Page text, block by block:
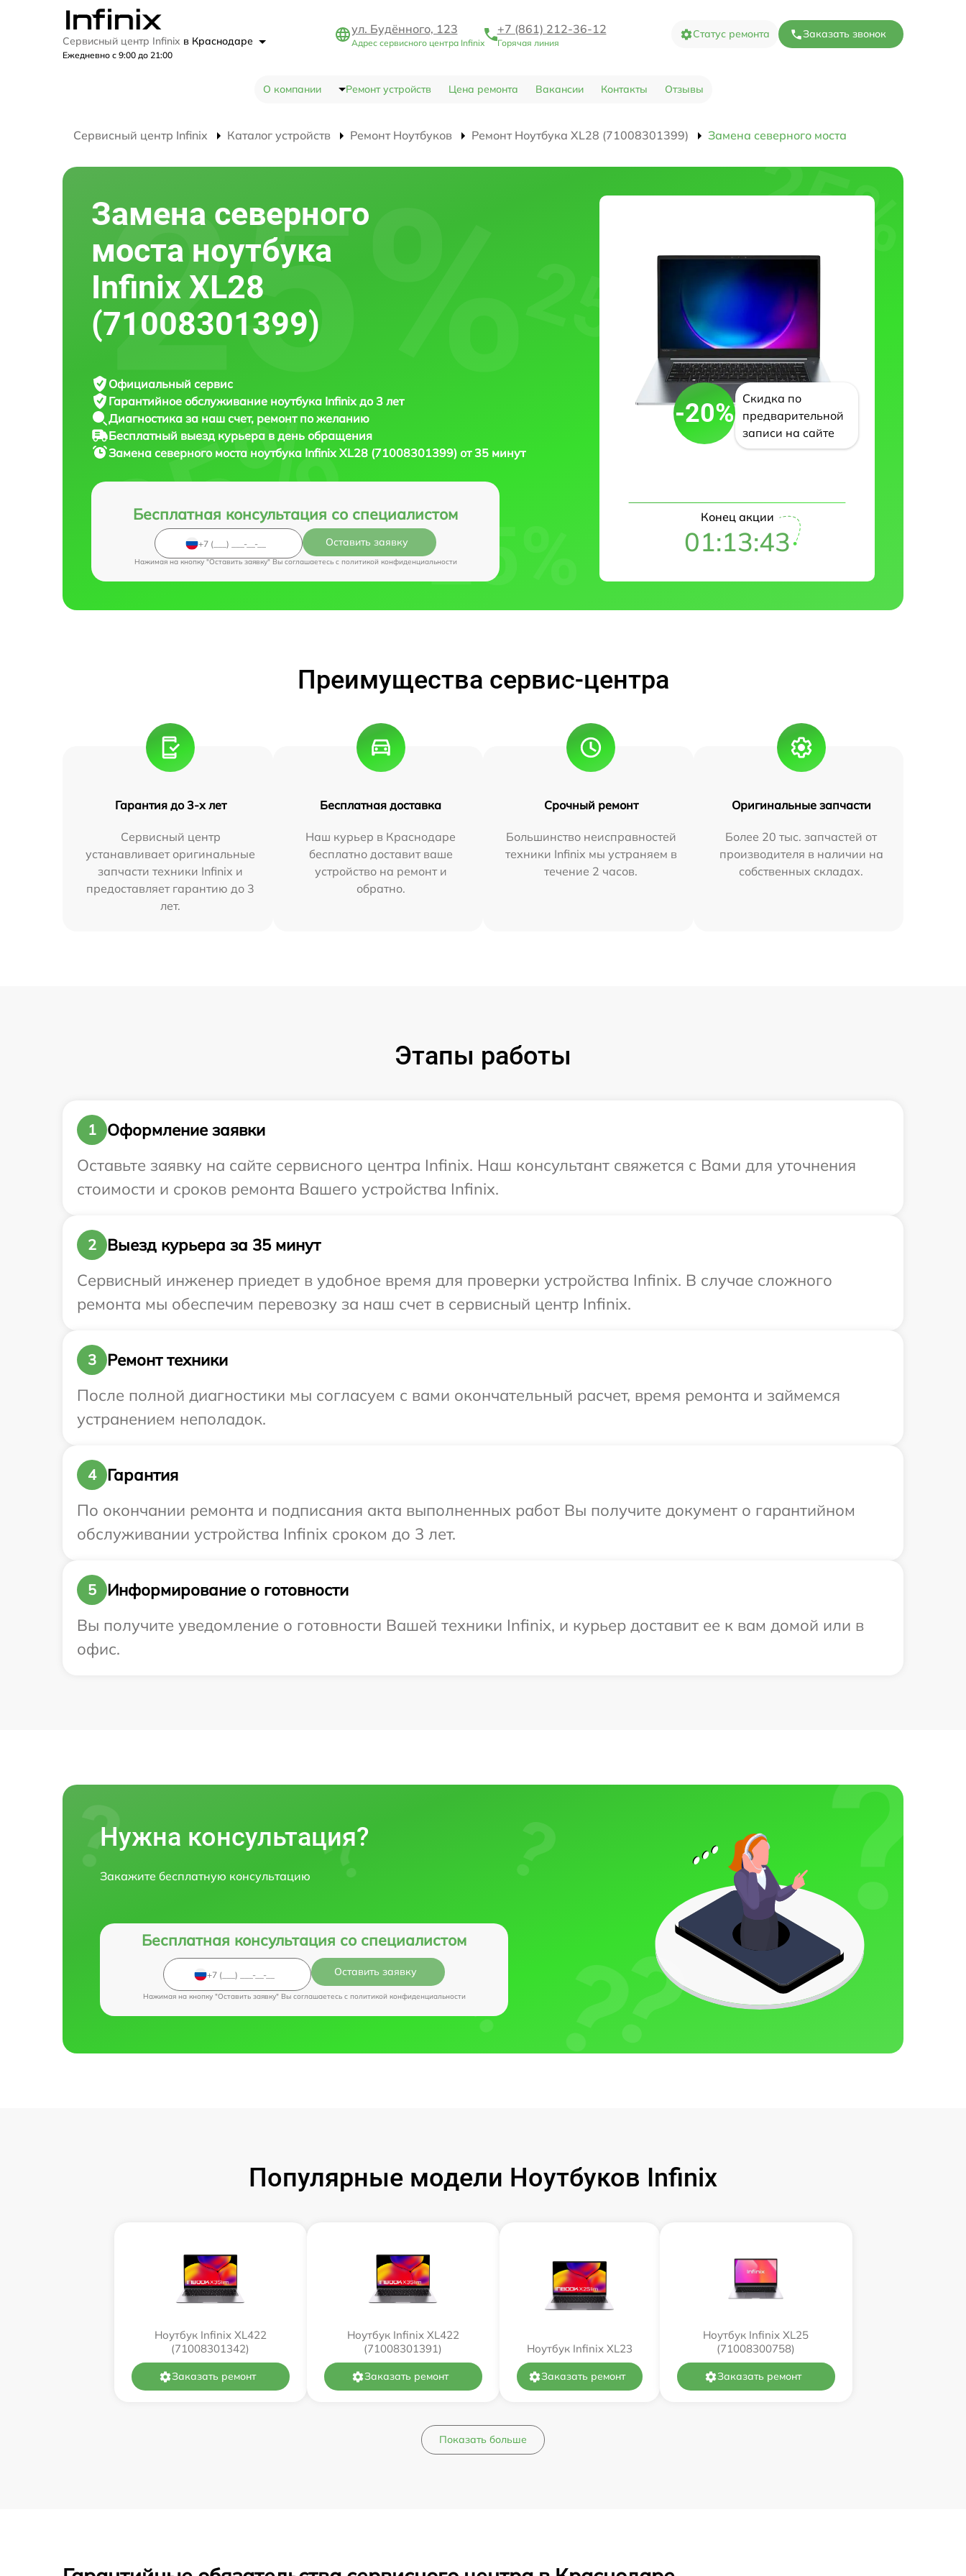
Сервисный центр Infinix в Краснодаре
Ежедневно с 9:00 до 21:00
ул. Будённого, 123
Адрес сервисного центра Infinix
+7 (861) 212-36-12
Горячая линия
Статус ремонта Заказать звонок
О компании Ремонт устройств Цена ремонта Вакансии Контакты Отзывы
Сервисный центр Infinix Каталог устройств Ремонт Ноутбуков Ремонт Ноутбука XL28 (71008301399) Замена северного моста
Замена северного
моста ноутбука
Infinix XL28
(71008301399)
Официальный сервис
Гарантийное обслуживание ноутбука Infinix до 3 лет
Диагностика за наш счет, ремонт по желанию
Бесплатный выезд курьера в день обращения
Замена северного моста ноутбука Infinix XL28 (71008301399) от 35 минут
Бесплатная консультация со специалистом
Оставить заявку
Нажимая на кнопку "Оставить заявку" Вы соглашаетесь c политикой конфиденциальности
-20%
Скидка по
предварительной
записи на сайте
Конец акции
01:13:42
Преимущества сервис-центра
Гарантия до 3-х лет
Сервисный центр
устанавливает оригинальные
запчасти техники Infinix и
предоставляет гарантию до 3
лет.
Бесплатная доставка
Наш курьер в Краснодаре
бесплатно доставит ваше
устройство на ремонт и
обратно.
Срочный ремонт
Большинство неисправностей
техники Infinix мы устраняем в
течение 2 часов.
Оригинальные запчасти
Более 20 тыс. запчастей от
производителя в наличии на
собственных складах.
Этапы работы
1
Оформление заявки
Оставьте заявку на сайте сервисного центра Infinix. Наш консультант свяжется с Вами для уточнения
стоимости и сроков ремонта Вашего устройства Infinix.
2
Выезд курьера за 35 минут
Сервисный инженер приедет в удобное время для проверки устройства Infinix. В случае сложного
ремонта мы обеспечим перевозку за наш счет в сервисный центр Infinix.
3
Ремонт техники
После полной диагностики мы согласуем с вами окончательный расчет, время ремонта и займемся
устранением неполадок.
4
Гарантия
По окончании ремонта и подписания акта выполненных работ Вы получите документ о гарантийном
обслуживании устройства Infinix сроком до 3 лет.
5
Информирование о готовности
Вы получите уведомление о готовности Вашей техники Infinix, и курьер доставит ее к вам домой или в
офис.
Нужна консультация?
Закажите бесплатную консультацию
Бесплатная консультация со специалистом
Оставить заявку
Нажимая на кнопку "Оставить заявку" Вы соглашаетесь c политикой конфиденциальности
Популярные модели Ноутбуков Infinix
Ноутбук Infinix XL422
(71008301342)
Заказать ремонт
Ноутбук Infinix XL422
(71008301391)
Заказать ремонт
Ноутбук Infinix XL23
Заказать ремонт
Ноутбук Infinix XL25
(71008300758)
Заказать ремонт
Показать больше